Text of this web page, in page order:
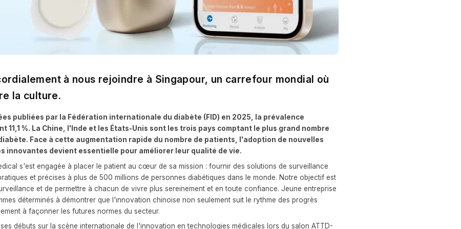
à nous rejoindre à Singapour, un carrefour mondial où
la culture.
publiées par la Fédération internationale du diabète (FID) en 2025, la prévalence
11,1 %. La Chine, l'Inde et les États-Unis sont les trois pays comptant le plus grand nombre
Face à cette augmentation rapide du nombre de patients, l'adoption de nouvelles
innovantes devient essentielle pour améliorer leur qualité de vie.
s'est engagée à placer le patient au cœur de sa mission : fournir des solutions de surveillance
et précises à plus de 500 millions de personnes diabétiques dans le monde. Notre objectif est
et de permettre à chacun de vivre plus sereinement et en toute confiance. Jeune entreprise
déterminés à démontrer que l'innovation chinoise non seulement suit le rythme des progrès
à façonner les futures normes du secteur.
débuts sur la scène internationale de l'innovation en technologies médicales lors du salon ATTD-